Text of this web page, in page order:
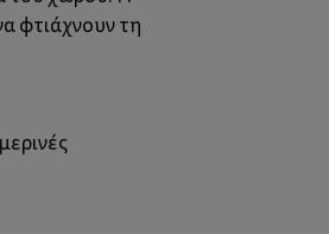
φτιάχνουν τη